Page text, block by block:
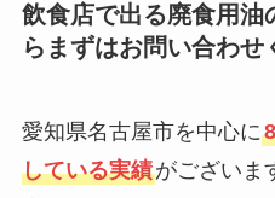
飲食店で出る廃食用油
らまずはお問い合わせ
愛知県名古屋市を中心に
している実績がございま